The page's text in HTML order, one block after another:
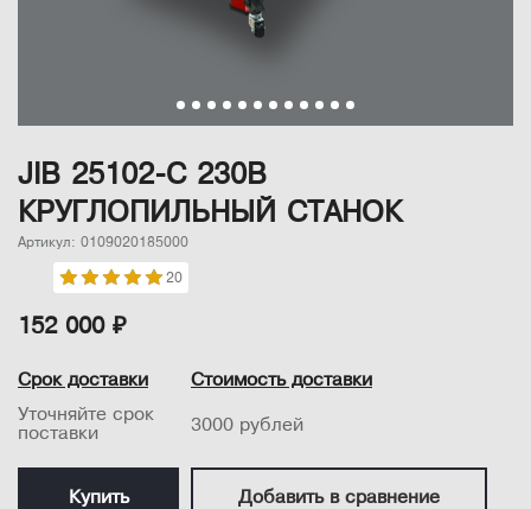
JIB 25102-C 230B
КРУГЛОПИЛЬНЫЙ СТАНОК
Артикул: 0109020185000
20
152 000 ₽
Срок доставки
Уточняйте срок
поставки
Стоимость доставки
3000 рублей
Купить Добавить в сравнение